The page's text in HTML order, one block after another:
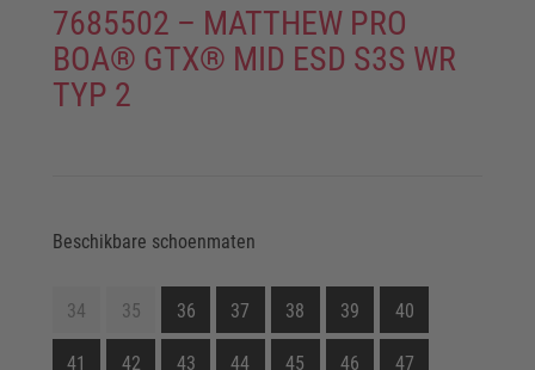
7685502 – MATTHEW PRO
BOA® GTX® MID ESD S3S WR
TYP 2
Beschikbare schoenmaten
34 35 36 37 38 39 40
41 42 43 44 45 46 47